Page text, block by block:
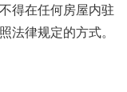
得在任何房屋内驻
法律规定的方式。